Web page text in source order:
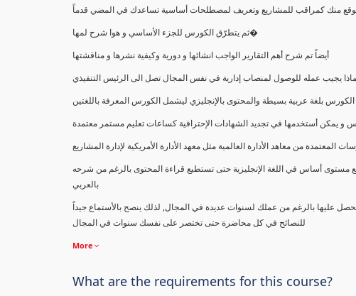
يتوقع منك كمراقب للمشاريع وتعريف لمصطلحات أساسية تساعدك في المضي قدماً
ثم يتطرّق الكورس للجزء الأساسي و هوا شرح لمها�
أيضاً تم شرح أهم التقارير الواجب انشائها و دورية وكيفية نشرها و مناقشتها
يجيب عمله للوصول لمنصاب إدارية في نفس المجال تصل الى الرئيس التنفيذي
بلغة عربية بسيطة والمحتوى بالإنجليزي ليشمل الكورس المعرفة باللغتين
و يمكن أستخدمها في تجديد الشهادات الإحترافية كساعات تعليم مستمر معتمدة
من معاهد الأدارة العالمية مثل معهد الأدارة الأمريكية لإدارة المشاريع
أساس في اللغة الإنجليزية حتى تستطيع قراءة المحتوى بالرغم من شرحه
بالعربي
عليها بالرغم من عملك لسنوات عديدة في المجال, لذلك ينصح بالأستماع جيداً
للنصائح في كل محاضرة حتى تختصر على نفسك سنوات في المجال
More
What are the requirements for this course?